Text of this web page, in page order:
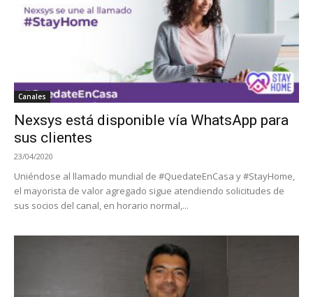
Canales
Nexsys está disponible vía WhatsApp para
sus clientes
23/04/2020
Uniéndose al llamado mundial de #QuedateEnCasa y #StayHome,
el mayorista de valor agregado sigue atendiendo solicitudes de
sus socios del canal, en horario normal,...